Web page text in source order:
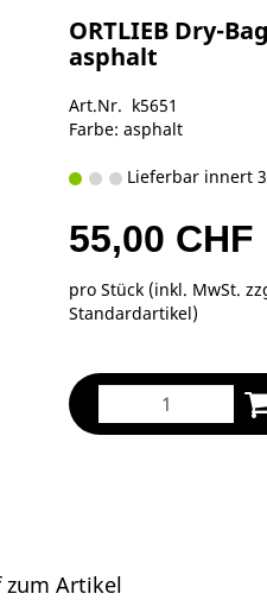
ORTLIEB Dry-
asphalt
Art.Nr. k5651
Farbe: asphalt
Lieferbar innert
55,00 CHF
pro Stück (inkl. MwSt.
Standardartikel)
zum Artikel